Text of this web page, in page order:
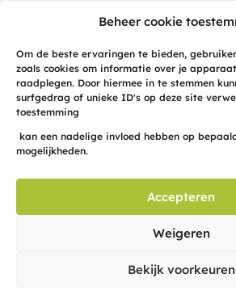
Beheer cookie
Om de beste ervaringen te bieden,
zoals cookies om informatie over je
raadplegen. Door hiermee in te stemmen
surfgedrag of unieke ID's op deze site
toestemming
kan een nadelige invloed hebben op
mogelijkheden.
Accepteren
Weigeren
Bekijk voorkeuren
Blijf op de hoogte
Meld je hier aan voor de
in je mailbox